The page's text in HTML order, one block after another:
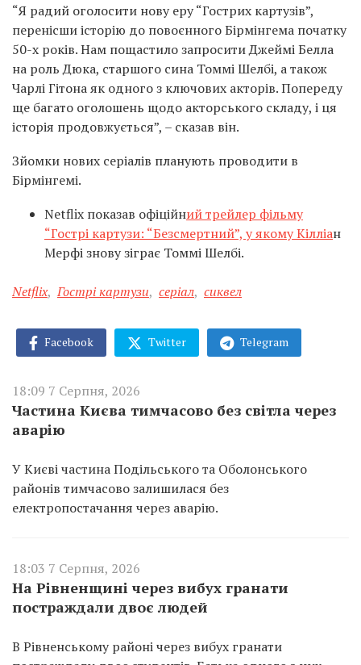
“Я радий оголосити нову еру “Гострих картузів”,
перенісши історію до повоєнного Бірмінгема початку
50-х років. Нам пощастило запросити Джеймі Белла
на роль Дюка, старшого сина Томмі Шелбі, а також
Чарлі Гітона як одного з ключових акторів. Попереду
ще багато оголошень щодо акторського складу, і ця
історія продовжується”, – сказав він.
Зйомки нових серіалів планують проводити в
Бірмінгемі.
Netflix показав офіційний трейлер фільму
“Гострі картузи: “Безсмертний”, у якому Кілліан
Мерфі знову зіграє Томмі Шелбі.
Netflix, Гострі картузи, серіал, сиквел
Facebook Twitter Telegram
18:09 7 Серпня, 2026
Частина Києва тимчасово без світла через
аварію
У Києві частина Подільського та Оболонського
районів тимчасово залишилася без
електропостачання через аварію.
18:03 7 Серпня, 2026
На Рівненщині через вибух гранати
постраждали двоє людей
В Рівненському районі через вибух гранати